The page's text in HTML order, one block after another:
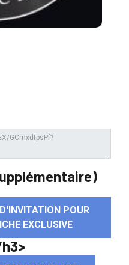
POUR
EXCLUSIVE